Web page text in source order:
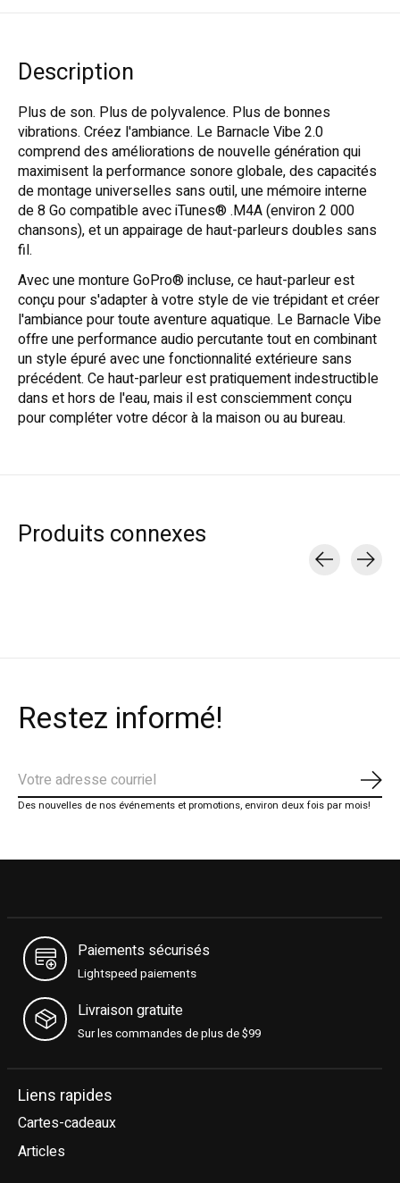
Description
Plus de son. Plus de polyvalence. Plus de bonnes
vibrations. Créez l'ambiance. Le Barnacle Vibe 2.0
comprend des améliorations de nouvelle génération qui
maximisent la performance sonore globale, des capacités
de montage universelles sans outil, une mémoire interne
de 8 Go compatible avec iTunes® .M4A (environ 2 000
chansons), et un appairage de haut-parleurs doubles sans
fil.
Avec une monture GoPro® incluse, ce haut-parleur est
conçu pour s'adapter à votre style de vie trépidant et créer
l'ambiance pour toute aventure aquatique. Le Barnacle Vibe
offre une performance audio percutante tout en combinant
un style épuré avec une fonctionnalité extérieure sans
précédent. Ce haut-parleur est pratiquement indestructible
dans et hors de l'eau, mais il est consciemment conçu
pour compléter votre décor à la maison ou au bureau.
Produits connexes
Restez informé!
Des nouvelles de nos événements et promotions, environ deux fois par mois!
Paiements sécurisés
Lightspeed paiements
Livraison gratuite
Sur les commandes de plus de $99
Liens rapides
Cartes-cadeaux
Articles